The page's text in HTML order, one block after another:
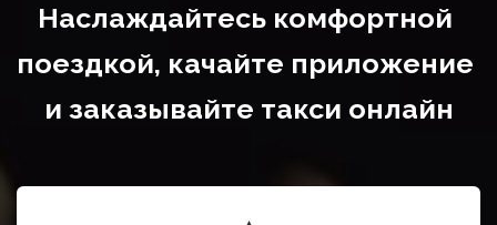
Наслаждайтесь комфортной
поездкой, качайте приложение
и заказывайте такси онлайн